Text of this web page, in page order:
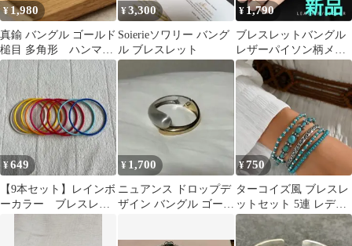
¥ 1,980
真鍮 バングル ゴールド
槌目 多角形 ハンマー
加工 ブレスレット メン
ズ
¥3,300
Soierieソワリー バング
ル ブレスレット
¥ 1,790
ブレスレットバングル
レザーパイソン柄メタ
ルバー 2連ゴールドk18
コーティング
¥649
【9本セット】レインボ
ーカラー ブレスレッ
¥ 1,700
ニュアンス ドロップデ
ザイン バングル ゴール
¥750
ターコイズ風 ブレスレ
ットセット 5連 レディ
ース ボヘミアン シルバ
ー